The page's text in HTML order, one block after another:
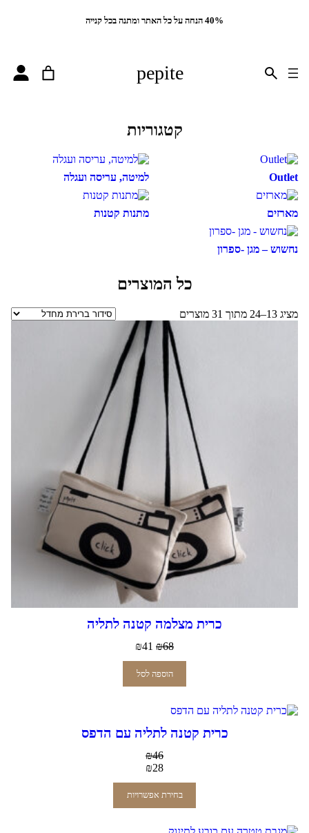
40% הנחה על כל האתר ומתנה בכל קנייה
pepite
קטגוריות
Outlet למיטה, עריסה ועגלה
מארזים מתנות קטנות
נחשוש – מגן -ספרון
כל המוצרים
מציג 13–24 מתוך 31 מוצרים
כרית מצלמה קטנה לתליה
₪68
₪41
הוספה לסל
כרית קטנה לתליה עם הדפס
₪46
₪28
בחירת אפשרויות